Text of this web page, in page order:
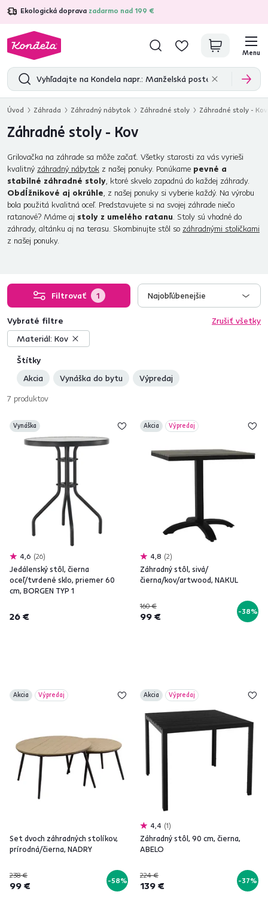
Ekologická doprava zadarmo nad 199 €
4,7 31 211overených produktových recenzií
Menu
Úvod Záhrada Záhradný nábytok Záhradné stoly Záhradné stoly - Kov
Záhradné stoly - Kov
Grilovačka na záhrade sa môže začať. Všetky starosti za vás vyrieši
kvalitný záhradný nábytok z našej ponuky. Ponúkame pevné a
stabilné záhradné stoly, ktoré skvelo zapadnú do každej záhrady.
Obdĺžnikové aj okrúhle, z našej ponuky si vyberie každý. Na výrobu
bola použitá kvalitná oceľ. Predstavujete si na svojej záhrade niečo
ratanové? Máme aj stoly z umelého ratanu. Stoly sú vhodné do
záhrady, altánku aj na terasu. Skombinujte stôl so záhradnými stoličkami
z našej ponuky.
Filtrovať 1 Najobľúbenejšie
Štítky
Akcia
Vynáška do bytu Výpredaj
Vybraté filtre
Zrušiť všetky
Materiál: Kov
7 produktov
Vynáška
4,6 26
Jedálenský stôl, čierna
oceľ/tvrdené sklo, priemer 60
cm, BORGEN TYP 1
26 €
Akcia Výpredaj
4,8 2
Záhradný stôl, sivá/
čierna/kov/artwood, NAKUL
160 €
99 € -38%
Akcia Výpredaj
Set dvoch záhradných stolíkov,
prírodná/čierna, NADRY
238 €
99 € -58%
Akcia Výpredaj
4,4 1
Záhradný stôl, 90 cm, čierna,
ABELO
224 €
139 € -37%